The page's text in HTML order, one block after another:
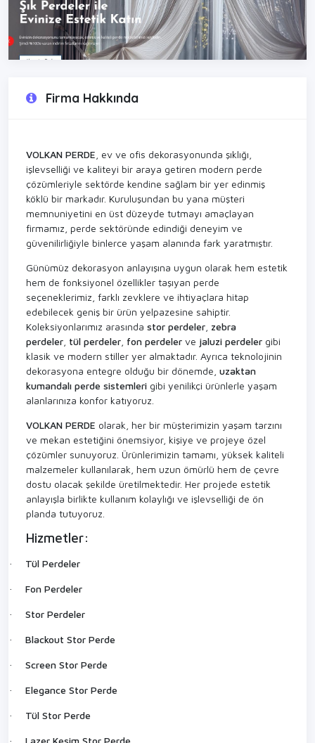
Firma Hakkında
VOLKAN PERDE , ev ve ofis dekorasyonunda şıklığı,
işlevselliği ve kaliteyi bir araya getiren modern perde
çözümleriyle sektörde kendine sağlam bir yer edinmiş
köklü bir markadır. Kuruluşundan bu yana müşteri
memnuniyetini en üst düzeyde tutmayı amaçlayan
firmamız, perde sektöründe edindiği deneyim ve
güvenilirliğiyle binlerce yaşam alanında fark yaratmıştır.
Günümüz dekorasyon anlayışına uygun olarak hem estetik
hem de fonksiyonel özellikler taşıyan perde
seçeneklerimiz, farklı zevklere ve ihtiyaçlara hitap
edebilecek geniş bir ürün yelpazesine sahiptir.
Koleksiyonlarımız arasında stor perdeler zebra
perdeler tül perdeler fon perdeler ve jaluzi perdeler gibi
klasik ve modern stiller yer almaktadır. Ayrıca teknolojinin
dekorasyona entegre olduğu bir dönemde, uzaktan
kumandalı perde sistemleri gibi yenilikçi ürünlerle yaşam
alanlarınıza konfor katıyoruz.
VOLKAN PERDE olarak, her bir müşterimizin yaşam tarzını
ve mekan estetiğini önemsiyor, kişiye ve projeye özel
çözümler sunuyoruz. Ürünlerimizin tamamı, yüksek kaliteli
malzemeler kullanılarak, hem uzun ömürlü hem de çevre
dostu olacak şekilde üretilmektedir. Her projede estetik
anlayışla birlikte kullanım kolaylığı ve işlevselliği de ön
planda tutuyoruz.
Hizmetler:
· Tül Perdeler
· Fon Perdeler
· Stor Perdeler
· Blackout Stor Perde
· Screen Stor Perde
· Elegance Stor Perde
· Tül Stor Perde
Lazer Kesim Stor Perde